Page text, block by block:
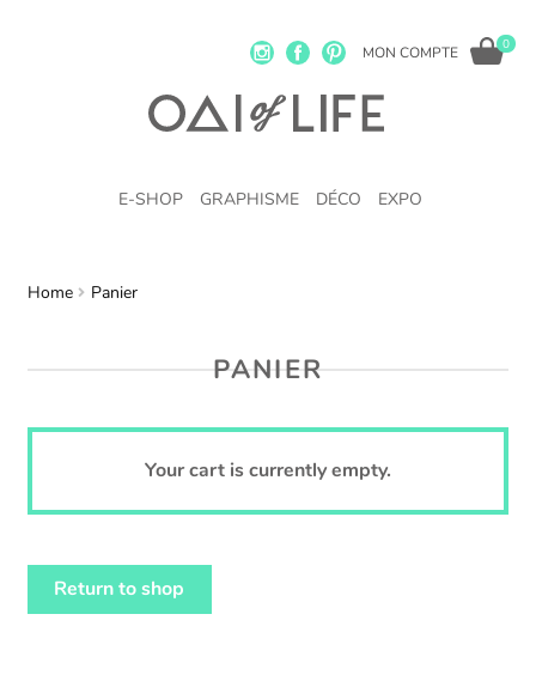
MON COMPTE 0
E-SHOP GRAPHISME DÉCO EXPO
Home Panier
PANIER
Your cart is currently empty.
Return to shop